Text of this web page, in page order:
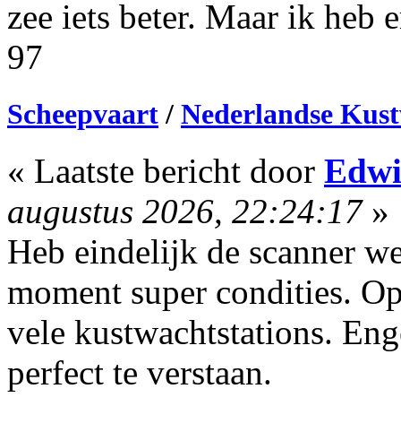
zee iets beter. Maar ik
97
Scheepvaart / Nederlandse
« Laatste bericht door
augustus 2026, 22:24:17»
Heb eindelijk de scanner
moment super condities.
vele kustwachtstations.
perfect te verstaan.